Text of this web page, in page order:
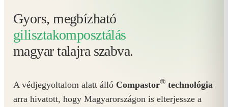
Gyors, megbízható
gilisztakomposztálás
magyar talajra szabva.
A védjegyoltalom alatt álló Compastor® technológia
arra hivatott, hogy Magyarországon is elterjessze a